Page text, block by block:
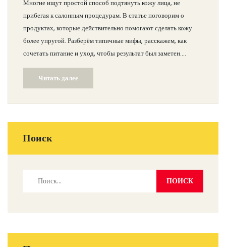
Многие ищут простой способ подтянуть кожу лица, не
прибегая к салонным процедурам. В статье поговорим о
продуктах, которые действительно помогают сделать кожу
более упругой. Разберём типичные мифы, расскажем, как
сочетать питание и уход, чтобы результат был заметен.
Поделюсь конкретными советами, что стоит добавить в
рацион и уходовую рутину. Будет полезно для тех, кто хочет
выглядеть свежо даже после 40.
Читать далее
Поиск